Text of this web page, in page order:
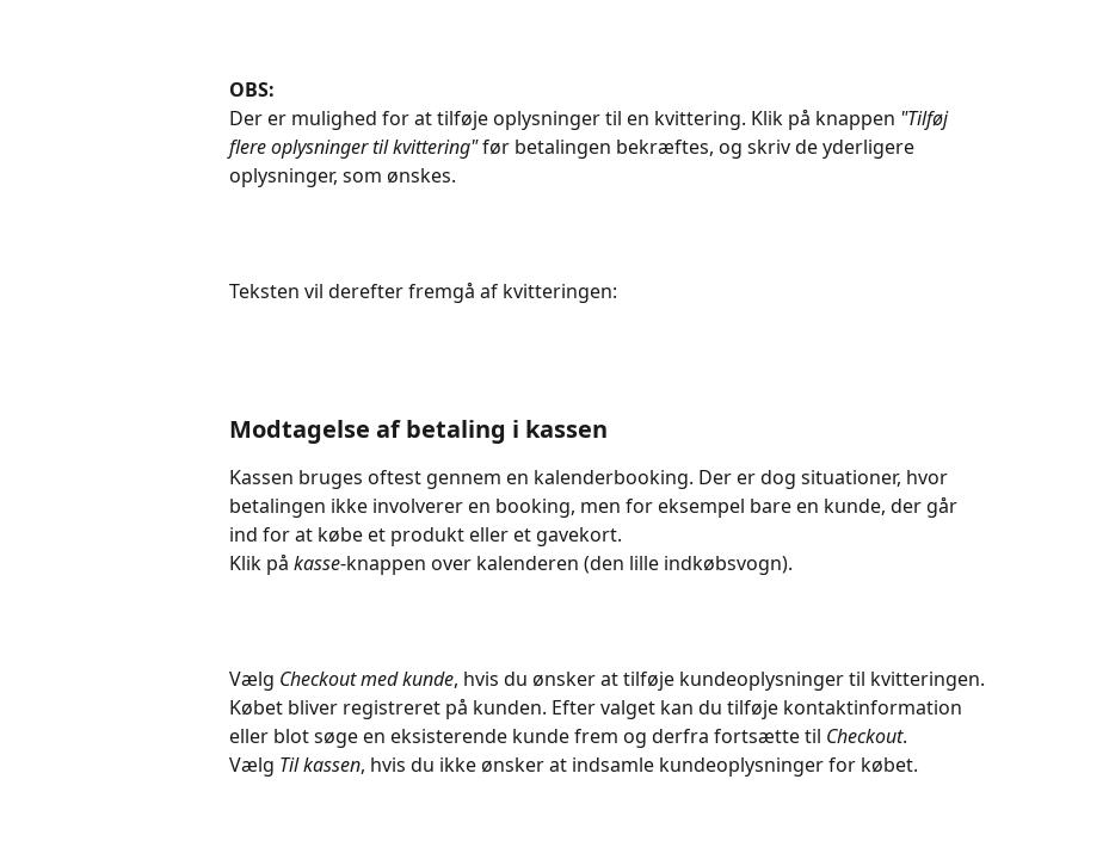
OBS:
Der er mulighed for at tilføje oplysninger til en kvittering. Klik på knappen "Tilføj
flere oplysninger til kvittering" før betalingen bekræftes, og skriv de yderligere
oplysninger, som ønskes.
Teksten vil derefter fremgå af kvitteringen:
Modtagelse af betaling i kassen
Kassen bruges oftest gennem en kalenderbooking. Der er dog situationer, hvor
betalingen ikke involverer en booking, men for eksempel bare en kunde, der går
ind for at købe et produkt eller et gavekort.
Klik på kasse-knappen over kalenderen (den lille indkøbsvogn).
Vælg Checkout med kunde, hvis du ønsker at tilføje kundeoplysninger til kvitteringen.
Købet bliver registreret på kunden. Efter valget kan du tilføje kontaktinformation
eller blot søge en eksisterende kunde frem og derfra fortsætte til Checkout.
Vælg Til kassen, hvis du ikke ønsker at indsamle kundeoplysninger for købet.